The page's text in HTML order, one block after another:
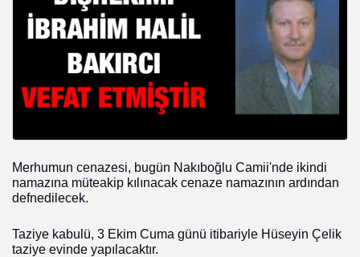
Merhumun cenazesi, bugün Nakıboğlu Camii'nde ikindi
namazına müteakip kılınacak cenaze namazının ardından
defnedilecek.
Taziye kabulü, 3 Ekim Cuma günü itibariyle Hüseyin Çelik
taziye evinde yapılacaktır.